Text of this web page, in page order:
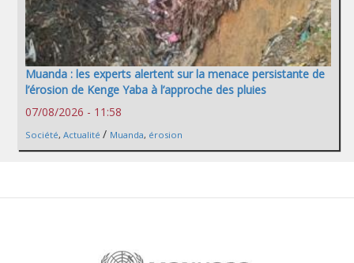
Muanda : les experts alertent sur la menace persistante de
l’érosion de Kenge Yaba à l’approche des pluies
07/08/2026 - 11:58
Société, Actualité / Muanda, érosion